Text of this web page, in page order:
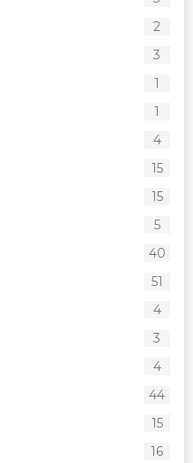
2
3
1
1
4
15
15
5
40
51
4
3
4
44
15
16